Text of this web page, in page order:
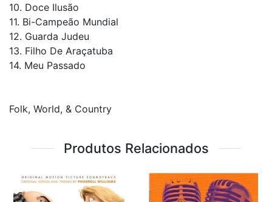
10. Doce Ilusão
11. Bi-Campeão Mundial
12. Guarda Judeu
13. Filho De Araçatuba
14. Meu Passado
Folk, World, & Country
Produtos Relacionados